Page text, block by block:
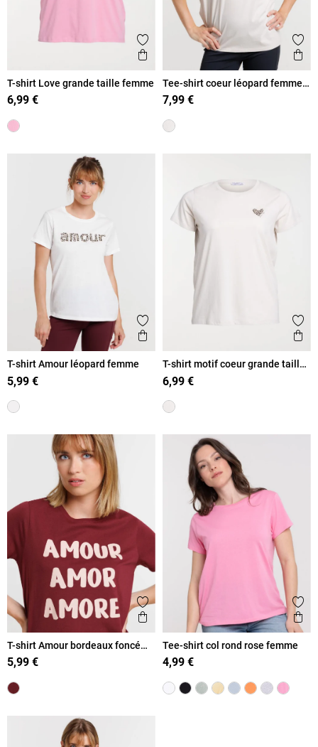
Ajouter aux favoris
Aperçu rapide
T-shirt Love grande taille femme
6,99 €
Tee-shirt coeur léopard femme
beige
7,99 €
Ajouter aux favoris
Aperçu rapide
T-shirt Amour léopard femme
5,99 €
T-shirt motif coeur grande taille
femme
6,99 €
Ajouter aux favoris
Aperçu rapide
T-shirt Amour bordeaux foncé
femme
5,99 €
Tee-shirt col rond rose femme
4,99 €